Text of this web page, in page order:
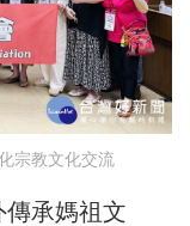
宗教文化交流
傳承媽祖文